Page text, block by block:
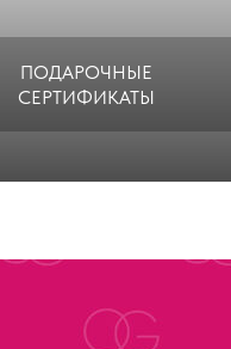
ПОДАРОЧНЫЕ
СЕРТИФИКАТЫ